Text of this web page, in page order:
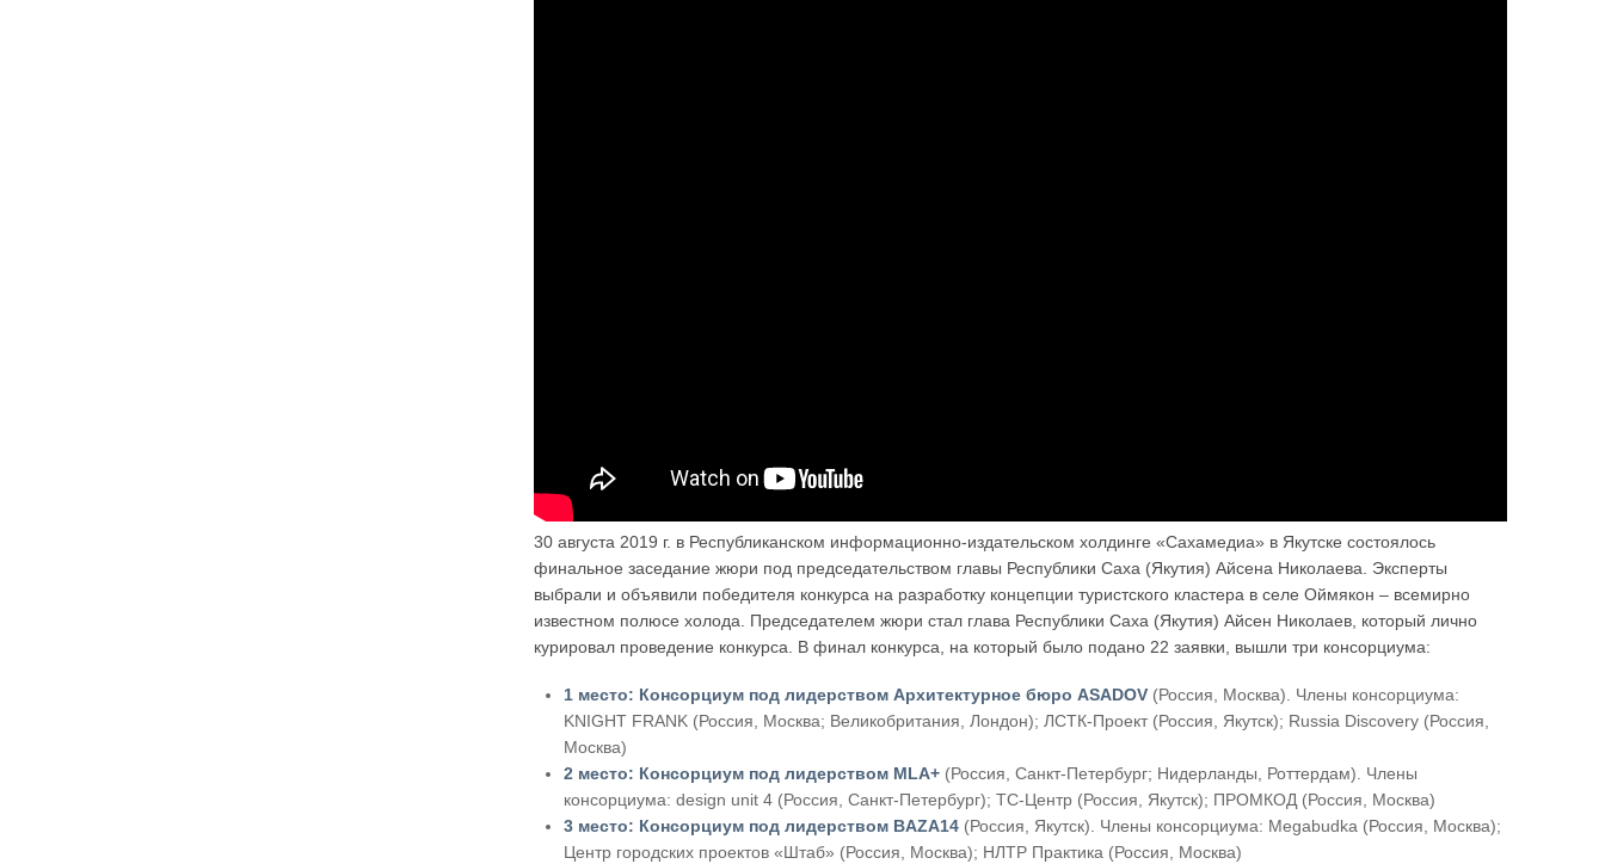
30 августа 2019 г. в Республиканском информационно-издательском холдинге «Сахамедиа» в Якутске состоялось
финальное заседание жюри под председательством главы Республики Саха (Якутия) Айсена Николаева. Эксперты
выбрали и объявили победителя конкурса на разработку концепции туристского кластера в селе Оймякон – всемирно
известном полюсе холода. Председателем жюри стал глава Республики Саха (Якутия) Айсен Николаев, который лично
курировал проведение конкурса. В финал конкурса, на который было подано 22 заявки, вышли три консорциума:
1 место: Консорциум под лидерством Архитектурное бюро ASADOV (Россия, Москва). Члены консорциума:
KNIGHT FRANK (Россия, Москва; Великобритания, Лондон); ЛСТК-Проект (Россия, Якутск); Russia Discovery (Россия,
Москва)
2 место: Консорциум под лидерством MLA+ (Россия, Санкт-Петербург; Нидерланды, Роттердам). Члены
консорциума: design unit 4 (Россия, Санкт-Петербург); ТС-Центр (Россия, Якутск); ПРОМКОД (Россия, Москва)
3 место: Консорциум под лидерством BAZA14 (Россия, Якутск). Члены консорциума: Megabudka (Россия, Москва);
Центр городских проектов «Штаб» (Россия, Москва); НЛТР Практика (Россия, Москва)